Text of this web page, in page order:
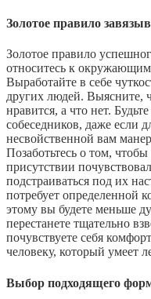
Золотое правило
Золотое правило
относитесь к окружающим
Выработайте в себе
других людей. Выясните,
нравится, а что нет.
собеседников, даже если
несвойственной вам
Позаботьтесь о том,
присутствии
подстраиваться под их
потребует определенной
этому вы будете меньше
перестанете тщательно
почувствуете себя
человеку, который умеет
Выбор подходящего